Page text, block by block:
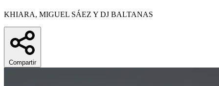
KHIARA, MIGUEL SÁEZ Y DJ BALTANAS
Compartir